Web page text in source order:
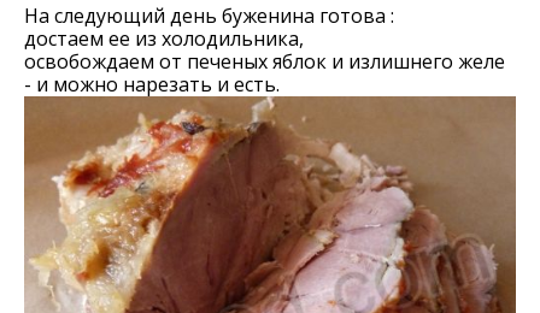
На следующий день буженина готова :
достаем ее из холодильника,
освобождаем от печеных яблок и излишнего желе
- и можно нарезать и есть.